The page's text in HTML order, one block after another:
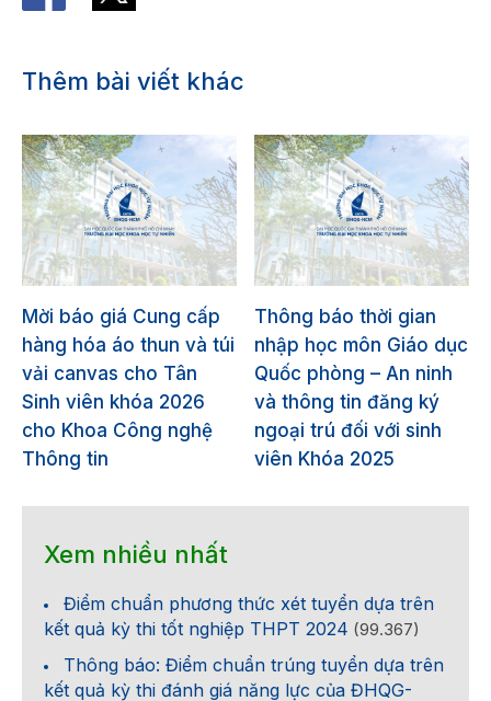
Thêm bài viết khác
Mời báo giá Cung cấp
hàng hóa áo thun và túi
vải canvas cho Tân
Sinh viên khóa 2026
cho Khoa Công nghệ
Thông tin
Thông báo thời gian
nhập học môn Giáo dục
Quốc phòng – An ninh
và thông tin đăng ký
ngoại trú đối với sinh
viên Khóa 2025
Xem nhiều nhất
Điểm chuẩn phương thức xét tuyển dựa trên
kết quả kỳ thi tốt nghiệp THPT 2024 (99.367)
Thông báo: Điểm chuẩn trúng tuyển dựa trên
kết quả kỳ thi đánh giá năng lực của ĐHQG-